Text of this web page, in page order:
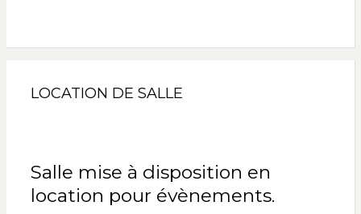
LOCATION DE SALLE
Salle mise à disposition en
location pour évènements.